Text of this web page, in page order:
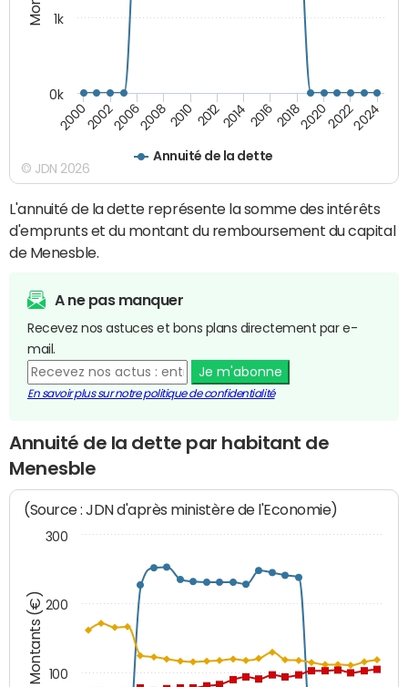
Annuité de la dette
20002002200620082010 2012201420162018202020222024
0k
1k
© JDN 2026
L'annuité de la dette représente la somme des intérêts
d'emprunts et du montant du remboursement du capital
de Menesble.
A ne pas manquer
Recevez nos astuces et bons plans directement par e-
mail.
Je m'abonne
En savoir plus sur notre politique de confidentialité
Annuité de la dette par habitant de
Menesble
Montants (€)
(Source : JDN d'après ministère de l'Economie)
100
200
300